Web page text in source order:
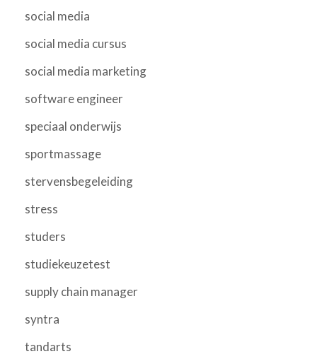
social media
social media cursus
social media marketing
software engineer
speciaal onderwijs
sportmassage
stervensbegeleiding
stress
studers
studiekeuzetest
supply chain manager
syntra
tandarts